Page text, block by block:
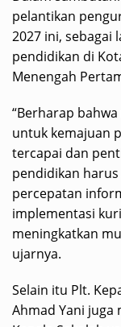
pelantikan
2027 ini, sebagai
pendidikan di
Menengah
“Berharap
untuk kemajuan
tercapai dan
pendidikan
percepatan
implementasi
meningkatkan
ujarnya.
Selain itu Plt.
Ahmad Yani juga